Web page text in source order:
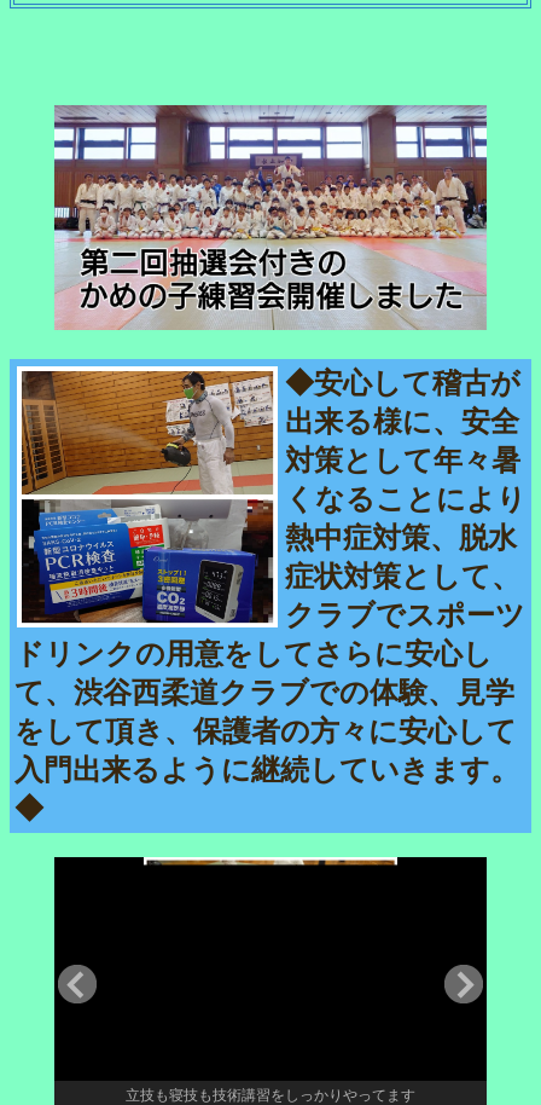
◆安心して稽古が
出来る様に、安全
対策として年々暑
くなることにより
熱中症対策、脱水
症状対策として、
クラブでスポーツ
ドリンクの用意をしてさらに安心し
て、渋谷西柔道クラブでの体験、見学
をして頂き、保護者の方々に安心して
入門出来るように継続していきます。
◆
立技も寝技も技術講習をしっかりやってます